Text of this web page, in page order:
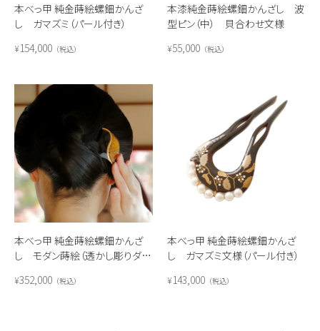
本べっ甲 純金蒔絵螺鈿かんざ
し ガマズミ（パール付き）
¥154,000 税込
本漆純金蒔絵螺鈿かんざし 波
型ピン（中） 貝合わせ文様
¥55,000 税込
本べっ甲 純金蒔絵螺鈿かんざ
し モダン蒔絵（透かし彫りダイ
¥352,000 税込
本べっ甲 純金蒔絵螺鈿かんざ
し ガマズミ文様（パール付き）
¥143,000 税込